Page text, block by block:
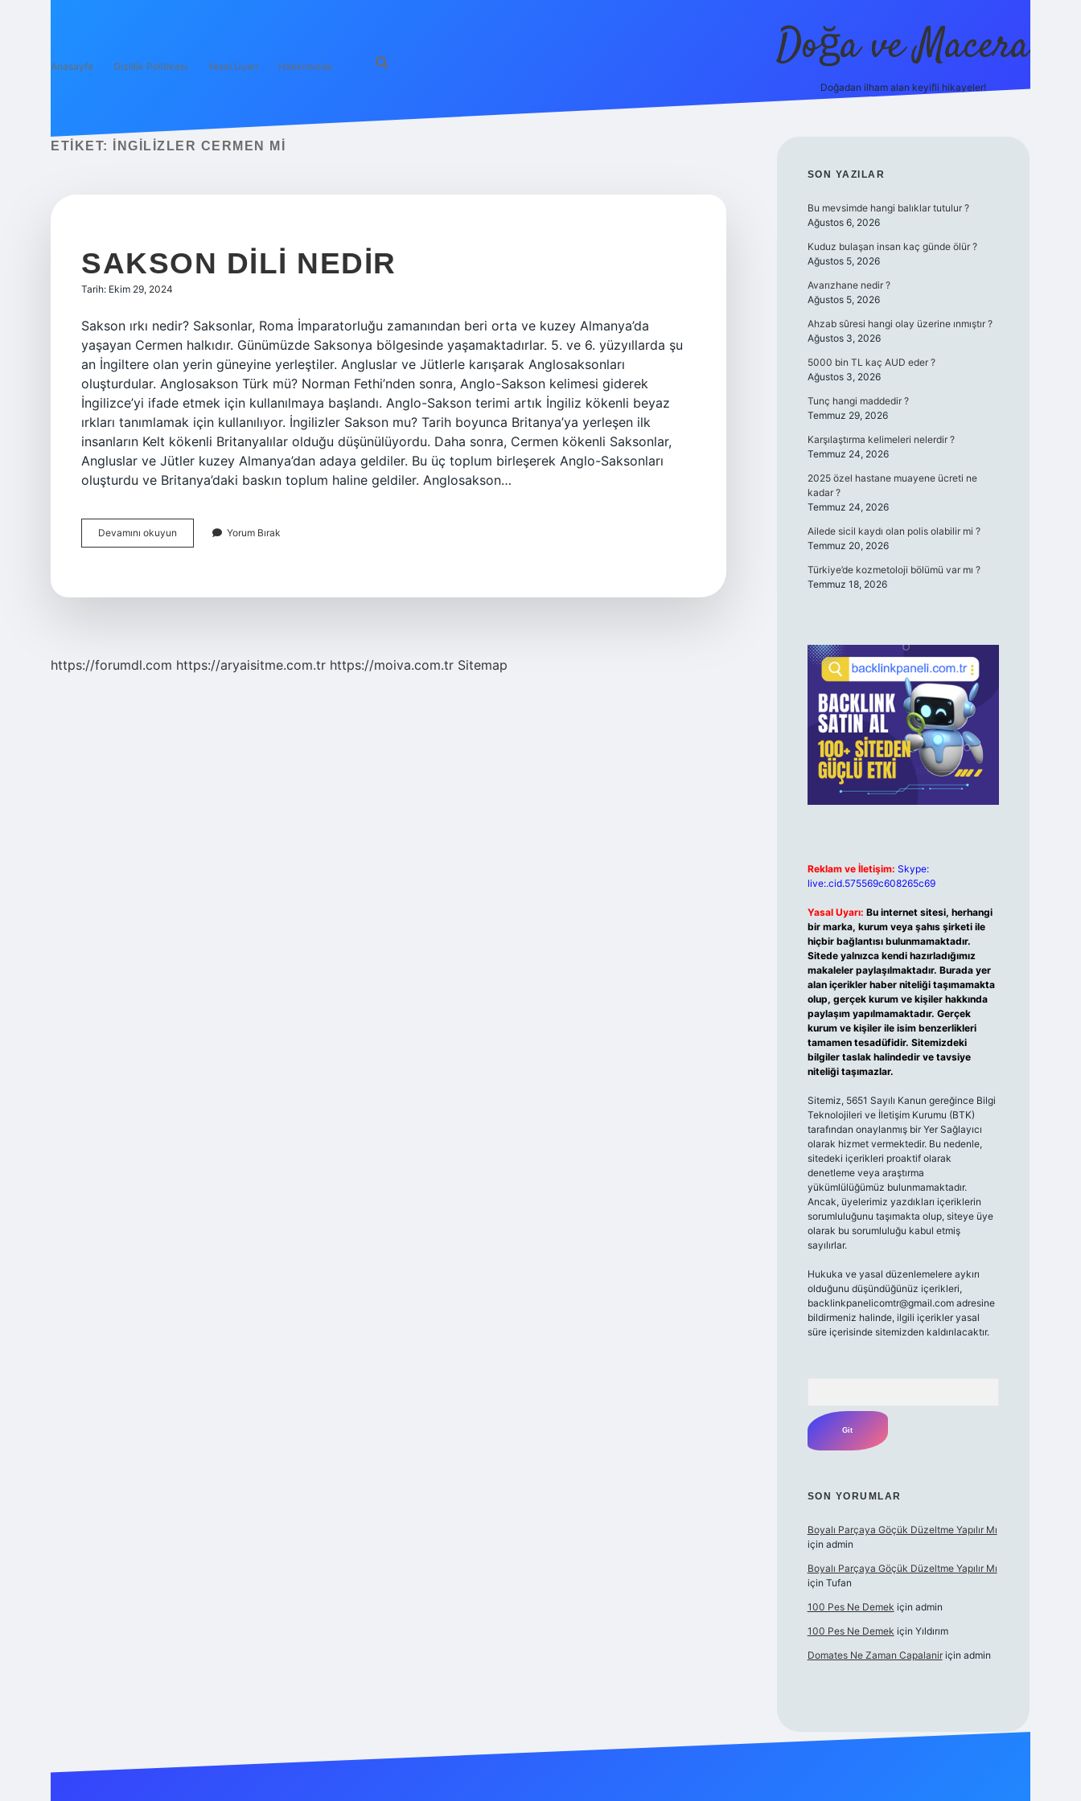
Anasayfa Gizlilik Politikası Yasal Uyarı Hakkımızda Doğa ve Macera
Doğadan ilham alan keyifli hikayeler!
ETIKET: İNGILIZLER CERMEN MI
SAKSON DILI NEDIR
Tarih: Ekim 29, 2024
Sakson ırkı nedir? Saksonlar, Roma İmparatorluğu zamanından beri orta ve kuzey Almanya’da
yaşayan Cermen halkıdır. Günümüzde Saksonya bölgesinde yaşamaktadırlar. 5. ve 6. yüzyıllarda şu
an İngiltere olan yerin güneyine yerleştiler. Angluslar ve Jütlerle karışarak Anglosaksonları
oluşturdular. Anglosakson Türk mü? Norman Fethi’nden sonra, Anglo-Sakson kelimesi giderek
İngilizce’yi ifade etmek için kullanılmaya başlandı. Anglo-Sakson terimi artık İngiliz kökenli beyaz
ırkları tanımlamak için kullanılıyor. İngilizler Sakson mu? Tarih boyunca Britanya’ya yerleşen ilk
insanların Kelt kökenli Britanyalılar olduğu düşünülüyordu. Daha sonra, Cermen kökenli Saksonlar,
Angluslar ve Jütler kuzey Almanya’dan adaya geldiler. Bu üç toplum birleşerek Anglo-Saksonları
oluşturdu ve Britanya’daki baskın toplum haline geldiler. Anglosakson…
Devamını okuyun
Dili
Yorum Bırak
https://forumdl.com https://aryaisitme.com.tr https://moiva.com.tr Sitemap
SIDEBAR
SON YAZILAR
Bu mevsimde hangi balıklar tutulur ?
Ağustos 6, 2026
Kuduz bulaşan insan kaç günde ölür ?
Ağustos 5, 2026
Avarızhane nedir ?
Ağustos 5, 2026
Ahzab sûresi hangi olay üzerine ınmıştır ?
Ağustos 3, 2026
5000 bin TL kaç AUD eder ?
Ağustos 3, 2026
Tunç hangi maddedir ?
Temmuz 29, 2026
Karşılaştırma kelimeleri nelerdir ?
Temmuz 24, 2026
2025 özel hastane muayene ücreti ne
kadar ?
Temmuz 24, 2026
Ailede sicil kaydı olan polis olabilir mi ?
Temmuz 20, 2026
Türkiye’de kozmetoloji bölümü var mı ?
Temmuz 18, 2026
Reklam ve İletişim: Skype:
live:.cid.575569c608265c69
Yasal Uyarı: Bu internet sitesi, herhangi
bir marka, kurum veya şahıs şirketi ile
hiçbir bağlantısı bulunmamaktadır.
Sitede yalnızca kendi hazırladığımız
makaleler paylaşılmaktadır. Burada yer
alan içerikler haber niteliği taşımamakta
olup, gerçek kurum ve kişiler hakkında
paylaşım yapılmamaktadır. Gerçek
kurum ve kişiler ile isim benzerlikleri
tamamen tesadüfidir. Sitemizdeki
bilgiler taslak halindedir ve tavsiye
niteliği taşımazlar.
Sitemiz, 5651 Sayılı Kanun gereğince Bilgi
Teknolojileri ve İletişim Kurumu (BTK)
tarafından onaylanmış bir Yer Sağlayıcı
olarak hizmet vermektedir. Bu nedenle,
sitedeki içerikleri proaktif olarak
denetleme veya araştırma
yükümlülüğümüz bulunmamaktadır.
Ancak, üyelerimiz yazdıkları içeriklerin
sorumluluğunu taşımakta olup, siteye üye
olarak bu sorumluluğu kabul etmiş
sayılırlar.
Hukuka ve yasal düzenlemelere aykırı
olduğunu düşündüğünüz içerikleri,
backlinkpanelicomtr@gmail.comadresine
bildirmeniz halinde, ilgili içerikler yasal
süre içerisinde sitemizden kaldırılacaktır.
SON YORUMLAR
Boyalı Parçaya Göçük Düzeltme Yapılır Mı
için admin
Boyalı Parçaya Göçük Düzeltme Yapılır Mı
için Tufan
100 Pes Ne Demek için admin
100 Pes Ne Demek için Yıldırım
Domates Ne Zaman Capalaniriçin admin